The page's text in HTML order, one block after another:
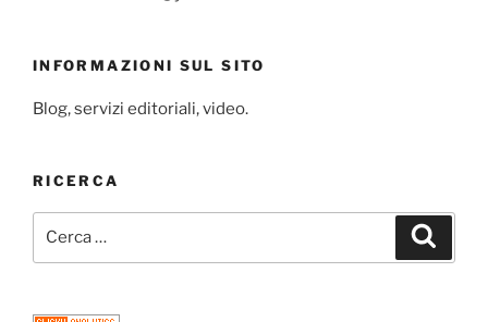
INFORMAZIONI SUL SITO
Blog, servizi editoriali, video.
RICERCA